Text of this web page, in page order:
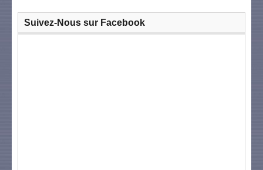
Suivez-Nous sur Facebook